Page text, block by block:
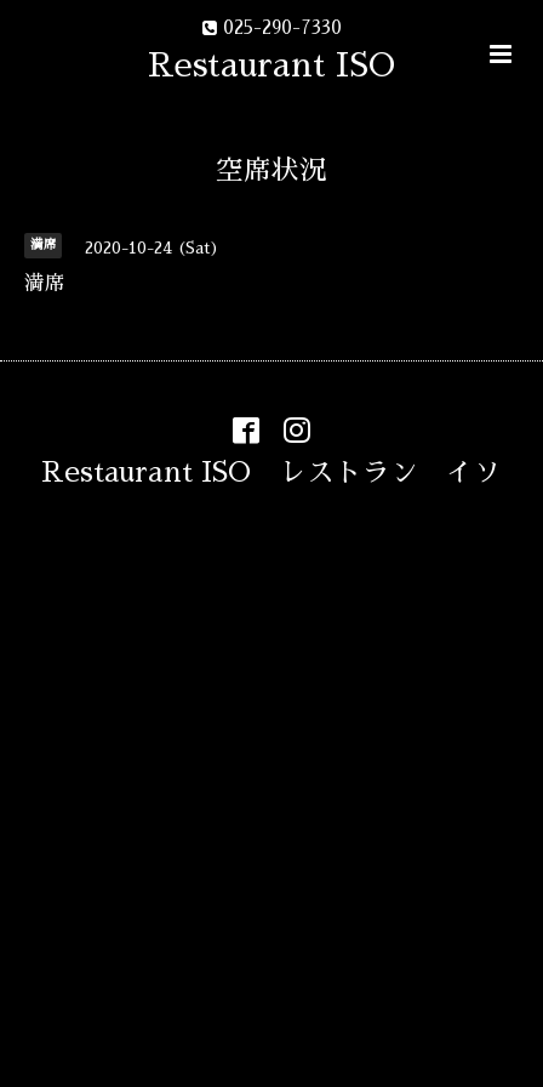
025-290-7330
Restaurant ISO
空席状況
満席 2020-10-24 (Sat)
満席
Restaurant ISO レストラン イソ